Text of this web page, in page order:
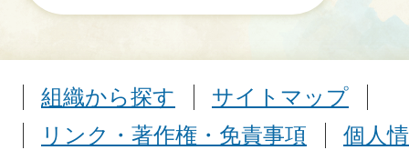
組織から探す
サイトマップ
リンク・著作権・免責事項
個人